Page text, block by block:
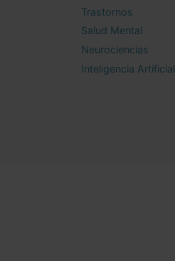
Trastornos
Salud Mental
Neurociencias
Inteligencia Artificial